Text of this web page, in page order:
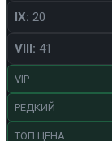
IX: 20
VIII: 41
VIP
РЕДКИЙ
ТОП ЦЕНА